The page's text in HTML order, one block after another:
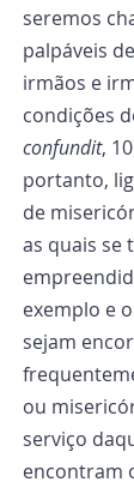
seremos
palpáveis
irmãos e
condições
confundit,
portanto,
de
as quais se
exemplo e
sejam
ou
serviço
encontram